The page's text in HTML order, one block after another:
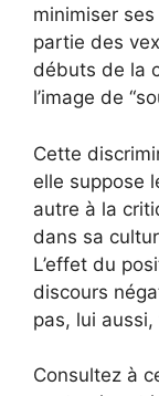
minimiser
partie des
débuts de la
l’image de
Cette
elle suppose
autre à la
dans sa
L’effet du
discours
pas, lui aussi,
Consultez à